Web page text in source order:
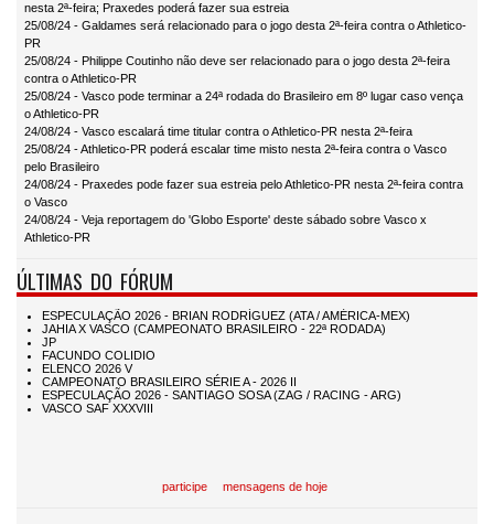
nesta 2ª-feira; Praxedes poderá fazer sua estreia
25/08/24 - Galdames será relacionado para o jogo desta 2ª-feira contra o Athletico-
PR
25/08/24 - Philippe Coutinho não deve ser relacionado para o jogo desta 2ª-feira
contra o Athletico-PR
25/08/24 - Vasco pode terminar a 24ª rodada do Brasileiro em 8º lugar caso vença
o Athletico-PR
24/08/24 - Vasco escalará time titular contra o Athletico-PR nesta 2ª-feira
25/08/24 - Athletico-PR poderá escalar time misto nesta 2ª-feira contra o Vasco
pelo Brasileiro
24/08/24 - Praxedes pode fazer sua estreia pelo Athletico-PR nesta 2ª-feira contra
o Vasco
24/08/24 - Veja reportagem do 'Globo Esporte' deste sábado sobre Vasco x
Athletico-PR
ÚLTIMAS DO FÓRUM
participe mensagens de hoje